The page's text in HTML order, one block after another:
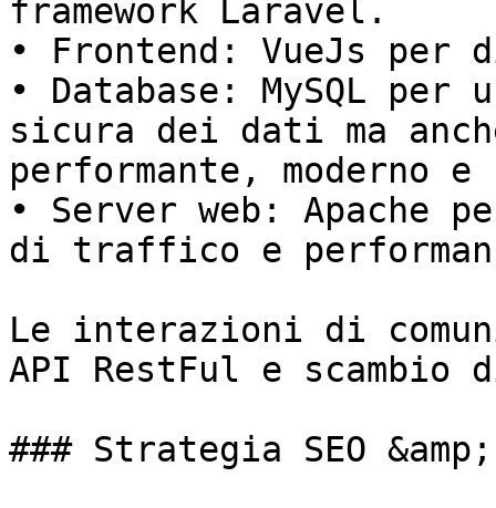
framework Laravel.
• Frontend: VueJs
• Database: MySQL
sicura dei dati ma
performante, moderno
• Server web: Apache
di traffico e
Le interazioni di
API RestFul e scambio
### Strategia SEO